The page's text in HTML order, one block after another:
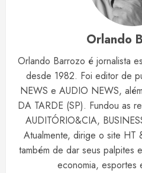
Orlando
Orlando Barrozo é jornalista
desde 1982. Foi editor de
NEWS e AUDIO NEWS,
DA TARDE (SP). Fundou as
AUDITÓRIO&CIA,
Atualmente, dirige o site HT
também de dar seus palpites
economia, esportes